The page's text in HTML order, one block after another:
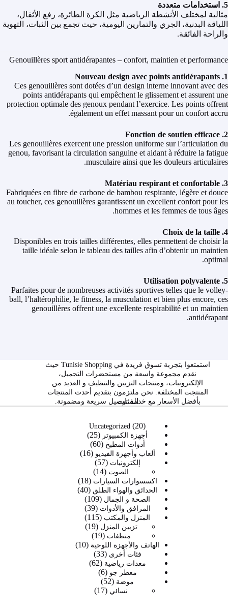
5. استخدامات متعددة
مثالية لمختلف الأنشطة الرياضية مثل الكرة الطائرة، رفع الأثقال،
اللياقة البدنية، الجري والتمارين اليومية، حيث تجمع بين الثبات، التهوية
والراحة الفائقة.
Genouillères sport antidérapantes – confort, maintien et performance
1. Nouveau design avec points antidérapants
Ces genouillères sont dotées d’un design interne innovant avec des
points antidérapants qui empêchent le glissement et assurent une
protection optimale des genoux pendant l’exercice. Les points offrent
également un effet massant pour un confort accru.
2. Fonction de soutien efficace
Les genouillères exercent une pression uniforme sur l’articulation du
genou, favorisant la circulation sanguine et aidant à réduire la fatigue
musculaire ainsi que les douleurs articulaires.
3. Matériau respirant et confortable
Fabriquées en fibre de carbone de bambou respirante, légère et douce
au toucher, ces genouillères garantissent un excellent confort pour les
hommes et les femmes de tous âges.
4. Choix de la taille
Disponibles en trois tailles différentes, elles permettent de choisir la
taille idéale selon le tableau des tailles afin d’obtenir un maintien
optimal.
5. Utilisation polyvalente
Parfaites pour de nombreuses activités sportives telles que le volley-
ball, l’haltérophilie, le fitness, la musculation et bien plus encore, ces
genouillères offrent une excellente respirabilité et un maintien
antidérapant.
استمتعوا بتجربة تسوق فريدة في Tunisie Shopping حيث
نقدم مجموعة واسعة من مستحضرات التجميل،
الإلكترونيات، ومنتجات التزيين والتنظيف و العديد من
المنتجت المختلفة. نحن ملتزمون بتقديم أحدث المنتجات
بأفضل الأسعار مع خدمة توصيل سريعة ومضمونة.
الفئات
Uncategorized 20
20
منتج
أجهزة الكمبيوتر 25
25
منتج
أدوات المطبخ 60
60
منتج ألعاب وأجهزة الفيديو 16
16
إلكترونيات 57
57
منتج
الصوت 14
14
منتجاكسسوارات السيارات 18
18
منتج
الحدائق والهواء الطلق 40
40
الصحة و الجمال 109
109
منتجات
المرافق والأدوات 39
39
منتج
المنزل والمكتب 115
115
منتج
تزيين المنزل 19
19
منظفات 19
19
منتجالهاتف والأجهزة اللوحية 10
10
فئات أخرى 33
33
منتج
معدات رياضية 62
62
معطر جو 6
6
منتجات
موضة 52
52
منتج
نسائي 17
17